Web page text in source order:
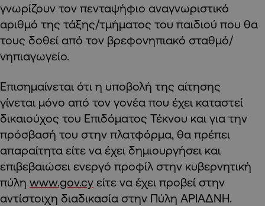
γνωρίζουν τον πενταψήφιο αναγνωριστικό
αριθμό της τάξης/τμήματος του παιδιού που θα
τους δοθεί από τον βρεφονηπιακό σταθμό/
νηπιαγωγείο.
Επισημαίνεται ότι η υποβολή της αίτησης
γίνεται μόνο από τον γονέα που έχει καταστεί
δικαιούχος του Επιδόματος Τέκνου και για την
πρόσβασή του στην πλατφόρμα, θα πρέπει
απαραίτητα είτε να έχει δημιουργήσει και
επιβεβαιώσει ενεργό προφίλ στην κυβερνητική
πύλη www.gov.cy είτε να έχει προβεί στην
αντίστοιχη διαδικασία στην Πύλη ΑΡΙΑΔΝΗ.